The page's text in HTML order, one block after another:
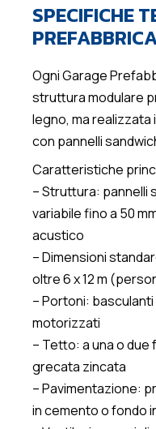
SPECIFICHE
Ogni Garage
struttura modulare
legno, ma realizzata
con pannelli
Caratteristiche
– Struttura: pannelli
variabile fino a 50
acustico
– Dimensioni
oltre 6 x 12 m
– Portoni:
motorizzati
– Tetto: a una o
grecata zincata
– Pavimentazione:
in cemento o fondo